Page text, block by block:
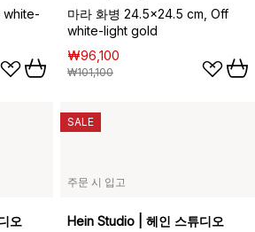
white-
마라 화병 24.5x24.5 cm, Off
white-light gold
₩96,100
₩101,100
오
주문 시 입고
Hein Studio | 헤인 스튜디오
SALE